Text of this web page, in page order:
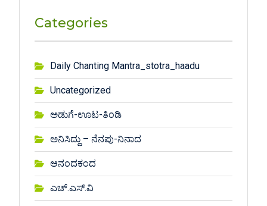
Categories
Daily Chanting Mantra_stotra_haadu
Uncategorized
ಅಡುಗೆ-ಊಟ-ತಿಂಡಿ
ಅನಿಸಿದ್ದು – ನೆನಪು-ನಿನಾದ
ಆನಂದಕಂದ
ಎಚ್.ಎಸ್.ವಿ